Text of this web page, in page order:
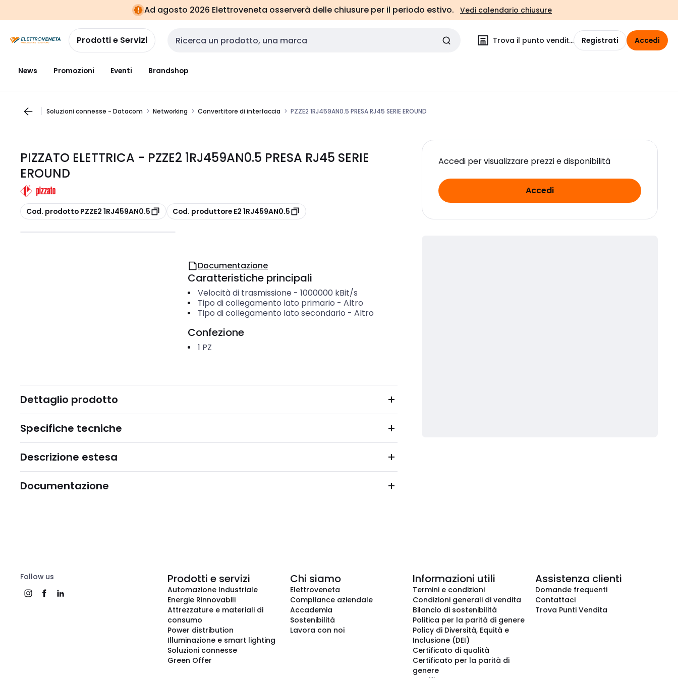
navigazionealla
pagina
Ad agosto 2026 Elettroveneta osserverà delle chiusure per il periodo estivo. Vedi calendario chiusure
Prodotti e Servizi Cerca input Trova il punto vendita Registrati Accedi
News Promozioni Eventi Brandshop
Soluzioni connesse - Datacom Networking Convertitore di interfaccia PZZE2 1RJ459AN0.5 PRESA RJ45 SERIE EROUND
PIZZATO ELETTRICA - PZZE2 1RJ459AN0.5 PRESA RJ45 SERIE
EROUND
copia
Cod. prodotto PZZE2 1RJ459AN0.5 copia
Cod. produttore E2 1RJ459AN0.5
Accedi per visualizzare prezzi e disponibilità
Accedi
Documentazione
Caratteristiche principali
Velocità di trasmissione - 1000000 kBit/s
Tipo di collegamento lato primario - Altro
Tipo di collegamento lato secondario - Altro
Confezione
1 PZ
Dettaglio prodotto
Specifiche tecniche
Descrizione estesa
Documentazione
Follow us Prodotti e servizi
Automazione Industriale
Energie Rinnovabili
Attrezzature e materiali di
consumo
Power distribution
Illuminazione e smart lighting
Soluzioni connesse
Green Offer
Chi siamo
Elettroveneta
Compliance aziendale
Accademia
Sostenibilità
Lavora con noi
Informazioni utili
Termini e condizioni
Condizioni generali di vendita
Bilancio di sostenibilità
Politica per la parità di genere
Policy di Diversità, Equità e
Inclusione (DEI)
Certificato di qualità
Certificato per la parità di
genere
Assistenza clienti
Domande frequenti
Contattaci
Trova Punti Vendita